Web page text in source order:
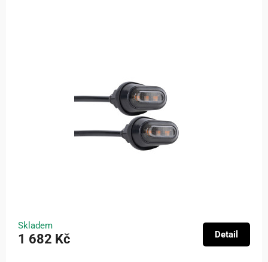
Skladem
1 682 Kč Detail